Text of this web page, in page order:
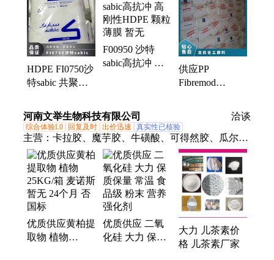
ppj105g
HDPE FI0750沙
特sabic 共聚高
无 食品包装薄
膜
F00950 沙特
sabic高抗冲 高
供应PP
Fibremod
标准料 奥地利
北欧化工
河南文举生物科技有限公司 洽谈
综合体验L0 回复及时 出价迅速 真实性已核验
主营： 卡拉胶、魔芋胶、牛磺酸、可得然胶、瓜尔豆
胶、沙蒿子胶、海藻酸钠、纳他酶素、食用明胶、聚
丙烯酸钠、甲基纤维素、酪蛋白酸钠、普鲁兰多糖、
乳酸链球菌素、食品级黄原胶
优质供应黄柏提
取物 植物
优质供应 二氧
化硅 大力 保质
大力 儿茶素价
格 儿茶素厂家